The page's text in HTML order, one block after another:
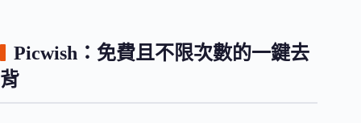
Picwish：免費且不限次數的一鍵去
背